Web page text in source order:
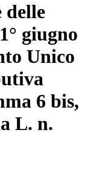
delle
giugno
Unico
6 bis,
L. n.